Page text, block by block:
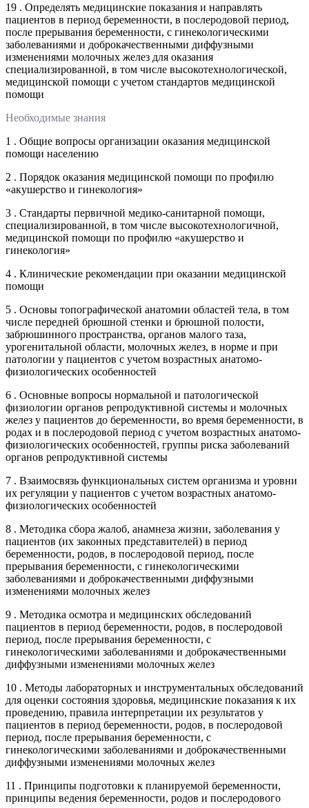
19 . Определять медицинские показания и направлять
пациентов в период беременности, в послеродовой период,
после прерывания беременности, с гинекологическими
заболеваниями и доброкачественными диффузными
изменениями молочных желез для оказания
специализированной, в том числе высокотехнологической,
медицинской помощи с учетом стандартов медицинской
помощи
Необходимые знания
1 . Общие вопросы организации оказания медицинской
помощи населению
2 . Порядок оказания медицинской помощи по профилю
«акушерство и гинекология»
3 . Стандарты первичной медико-санитарной помощи,
специализированной, в том числе высокотехнологичной,
медицинской помощи по профилю «акушерство и
гинекология»
4 . Клинические рекомендации при оказании медицинской
помощи
5 . Основы топографической анатомии областей тела, в том
числе передней брюшной стенки и брюшной полости,
забрюшинного пространства, органов малого таза,
урогенитальной области, молочных желез, в норме и при
патологии у пациентов с учетом возрастных анатомо-
физиологических особенностей
6 . Основные вопросы нормальной и патологической
физиологии органов репродуктивной системы и молочных
желез у пациентов до беременности, во время беременности, в
родах и в послеродовой период с учетом возрастных анатомо-
физиологических особенностей, группы риска заболеваний
органов репродуктивной системы
7 . Взаимосвязь функциональных систем организма и уровни
их регуляции у пациентов с учетом возрастных анатомо-
физиологических особенностей
8 . Методика сбора жалоб, анамнеза жизни, заболевания у
пациентов (их законных представителей) в период
беременности, родов, в послеродовой период, после
прерывания беременности, с гинекологическими
заболеваниями и доброкачественными диффузными
изменениями молочных желез
9 . Методика осмотра и медицинских обследований
пациентов в период беременности, родов, в послеродовой
период, после прерывания беременности, с
гинекологическими заболеваниями и доброкачественными
диффузными изменениями молочных желез
10 . Методы лабораторных и инструментальных обследований
для оценки состояния здоровья, медицинские показания к их
проведению, правила интерпретации их результатов у
пациентов в период беременности, родов, в послеродовой
период, после прерывания беременности, с
гинекологическими заболеваниями и доброкачественными
диффузными изменениями молочных желез
11 . Принципы подготовки к планируемой беременности,
принципы ведения беременности, родов и послеродового